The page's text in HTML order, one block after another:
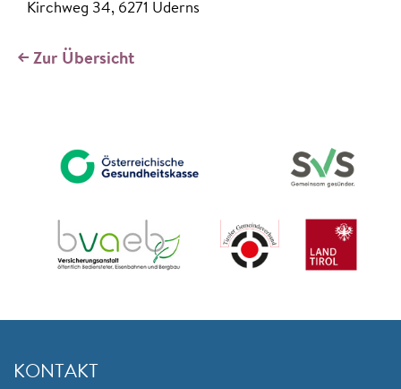
Kirchweg 34, 6271 Uderns
Zur Übersicht
KONTAKT